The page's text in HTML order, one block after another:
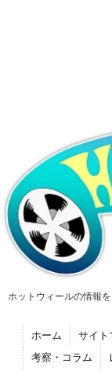
ホットウィールの情報
ホーム サイト
考察・コラム